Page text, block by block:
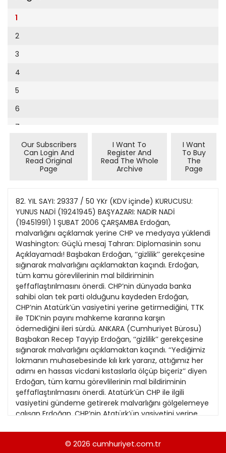
Cumhuriyet Sağlıklı Beslenme
Cumhuriyet Sokak
Cumhuriyet Spor
Cumhuriyet Strateji
Cumhuriyet Tarım
Cumhuriyet Yılbaşı
Çerçeve Eki
Dergi Eki
Ekonomi Eki
Evleniyoruz
Güney Dogu
Kitap Eki
Özel Ekler
Özel Okullar
Sevgililer Günü
Siyaset Eki
Sürdürülebilir yaşam
Turizm Eki
Yerel Yönetimler
1994
1991
1990
1989
1988
1987
1986
1985
1984
1983
1982
1981
1980
9
10
11
12
13
14
15
16
19
20
21
22
23
24
25
26
27
28
1
2
3
4
5
6
7
11
12
13
14
15
16
17
18
20
Our Subscribers
Can Login And
Read Original
Page
I Want To
Register And
Read The Whole
Archive
I Want
To Buy
The
Page
82. YIL SAYI: 29337 / 50 YKr (KDV içinde) KURUCUSU:
YUNUS NADİ (19241945) BAŞYAZARI: NADİR NADİ
(19451991) 1 ŞUBAT 2006 ÇARŞAMBA Erdoğan,
malvarlığını açıklamak yerine CHP ve medyaya yüklendi
Washington: Güçlü mesaj Tahran: Diplomasinin sonu
Açıklayamadı! Başbakan Erdoğan, ‘‘gizlilik’’ gerekçesine
sığınarak malvarlığını açıklamaktan kaçındı. Erdoğan,
tüm kamu görevlilerinin mal bildiriminin
şeffaflaştırılmasını önerdi. CHP’nin dünyada banka
sahibi olan tek parti olduğunu kaydeden Erdoğan,
CHP’nin Atatürk’ün vasiyetini yerine getirmediğini, TTK
ile TDK’nin payını mahkeme kararına karşın
ödemediğini ileri sürdü. ANKARA (Cumhuriyet Bürosu)
Başbakan Recep Tayyip Erdoğan, ‘‘gizlilik’’ gerekçesine
sığınarak malvarlığını açıklamaktan kaçındı. ‘‘Yediğimiz
lokmanın muhasebesinde kılı kırk yararız, attığımız her
adımı en hassas vicdani kıstaslarla ölçüp biçeriz’’ diyen
Erdoğan, tüm kamu görevlilerinin mal bildiriminin
şeffaflaştırılmasını önerdi. Atatürk’ün CHP ile ilgili
vasiyetini gündeme getirerek malvarlığını gölgelemeye
çalışan Erdoğan, CHP’nin Atatürk’ün vasiyetini yerine
Kurumu’nun payını ödemediğini ileri sürdü. Başbakan
Erdoğan, dün partisinin grup toplantısında, malvarlığı
© 2026 cumhuriyet.com.tr